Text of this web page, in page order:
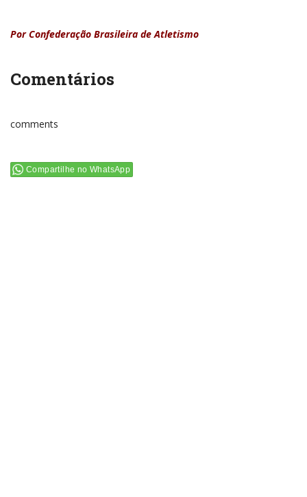
Por Confederação Brasileira de Atletismo
Comentários
comments
Compartilhe no WhatsApp